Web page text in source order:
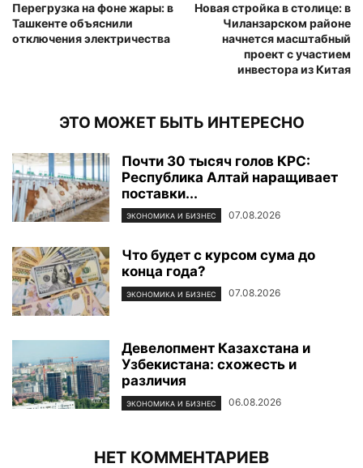
Перегрузка на фоне жары: в
Ташкенте объяснили
отключения электричества
Новая стройка в столице: в
Чиланзарском районе
начнется масштабный
проект с участием
инвестора из Китая
ЭТО МОЖЕТ БЫТЬ ИНТЕРЕСНО
Почти 30 тысяч голов КРС:
Республика Алтай наращивает
поставки...
ЭКОНОМИКА И БИЗНЕС 07.08.2026
Что будет с курсом сума до
конца года?
ЭКОНОМИКА И БИЗНЕС 07.08.2026
Девелопмент Казахстана и
Узбекистана: схожесть и
различия
ЭКОНОМИКА И БИЗНЕС 06.08.2026
НЕТ КОММЕНТАРИЕВ